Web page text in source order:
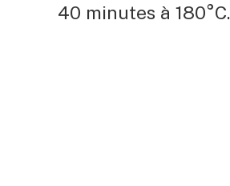
40 minutes à 180°C.